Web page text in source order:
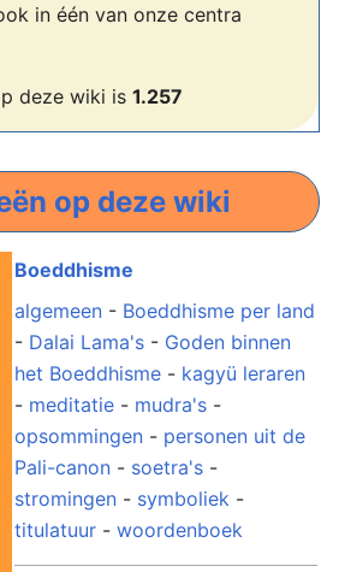
in één van onze centra
deze wiki is 1.257
op deze wiki
Boeddhisme
algemeen - Boeddhisme per land
- Dalai Lama's - Goden binnen
het Boeddhisme - kagyü leraren
- meditatie - mudra's -
opsommingen - personen uit de
Pali-canon - soetra's -
stromingen - symboliek -
titulatuur - woordenboek